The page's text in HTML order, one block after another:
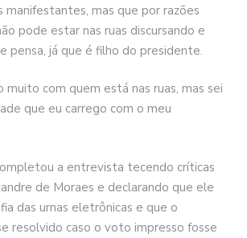
manifestantes, mas que por razões
pode estar nas ruas discursando e
pensa, já que é filho do presidente.
muito com quem está nas ruas, mas sei
que eu carrego com o meu
a entrevista tecendo críticas
de Moraes e declarando que ele
das urnas eletrônicas e que o
resolvido caso o voto impresso fosse